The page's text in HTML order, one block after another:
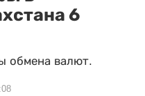
6
обмена валют.